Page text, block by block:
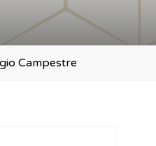
Campestre